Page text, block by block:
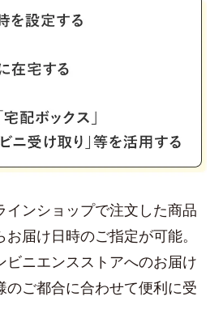
インショップで注文した商品
届け日時のご指定が可能。
ビニエンスストアへのお届け
のご都合に合わせて便利に受